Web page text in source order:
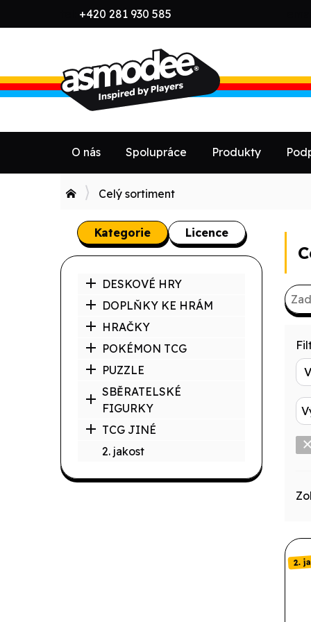
+420 281 930 585
O nás Spolupráce Produkty
Celý sortiment
Kategorie Licence
DESKOVÉ HRY
DOPLŇKY KE HRÁM
HRAČKY
POKÉMON TCG
PUZZLE
SBĚRATELSKÉ
FIGURKY
TCG JINÉ
2. jakost
2.